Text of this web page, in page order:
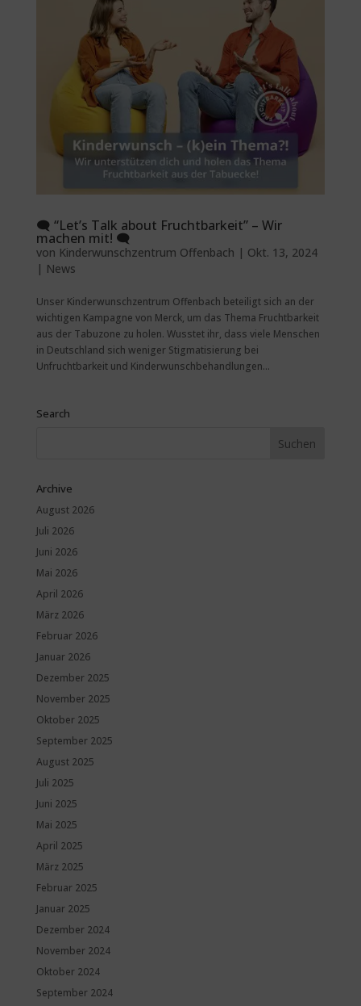
🗨️ “Let’s Talk about Fruchtbarkeit” – Wir
machen mit! 🗨️
von Kinderwunschzentrum Offenbach | Okt. 13, 2024
| News
Unser Kinderwunschzentrum Offenbach beteiligt sich an der
wichtigen Kampagne von Merck, um das Thema Fruchtbarkeit
aus der Tabuzone zu holen. Wusstet ihr, dass viele Menschen
in Deutschland sich weniger Stigmatisierung bei
Unfruchtbarkeit und Kinderwunschbehandlungen...
Search
Archive
August 2026
Juli 2026
Juni 2026
Mai 2026
April 2026
März 2026
Februar 2026
Januar 2026
Dezember 2025
November 2025
Oktober 2025
September 2025
August 2025
Juli 2025
Juni 2025
Mai 2025
April 2025
März 2025
Februar 2025
Januar 2025
Dezember 2024
November 2024
Oktober 2024
September 2024